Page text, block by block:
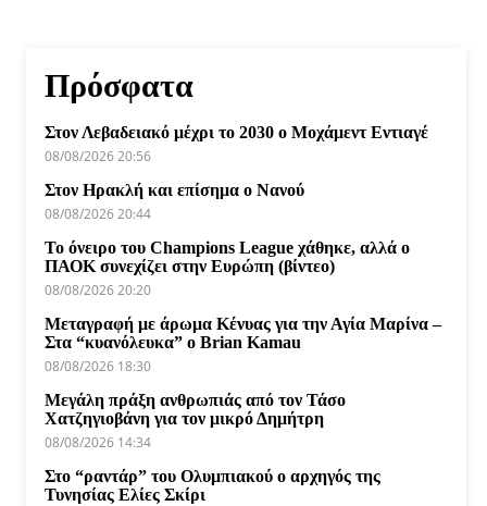
Πρόσφατα
Στον Λεβαδειακό μέχρι το 2030 ο Μοχάμεντ Εντιαγέ
08/08/2026 20:56
Στον Ηρακλή και επίσημα ο Νανού
08/08/2026 20:44
Το όνειρο του Champions League χάθηκε, αλλά ο
ΠΑΟΚ συνεχίζει στην Ευρώπη (βίντεο)
08/08/2026 20:20
Μεταγραφή με άρωμα Κένυας για την Αγία Μαρίνα –
Στα “κυανόλευκα” ο Brian Kamau
08/08/2026 18:30
Μεγάλη πράξη ανθρωπιάς από τον Τάσο
Χατζηγιοβάνη για τον μικρό Δημήτρη
08/08/2026 14:34
Στο “ραντάρ” του Ολυμπιακού ο αρχηγός της
Τυνησίας Ελίες Σκίρι